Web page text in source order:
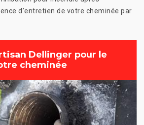
d’entretien de votre cheminée par
Dellinger pour le
cheminée